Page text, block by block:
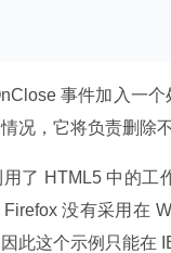
事件加入一
况，它将负责删除
了 HTML5 中的工
没有采用在
此这个示例只能在